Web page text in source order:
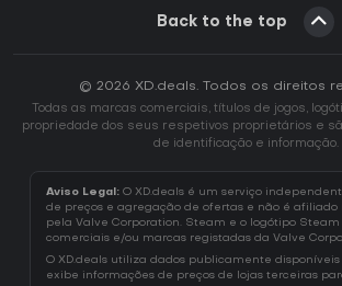
Back to the top
© 2026 XD.deals. Todos os direitos
Todas as marcas comerciais, títulos de jogos,
propriedade dos seus respetivos proprietários e
de identificação e informação.
Aviso Legal: O XD.deals é um serviço
de preços e agregação de ofertas e não é afiliado
pela Valve Corporation. Steam e o logótipo Steam
comerciais e/ou marcas registadas da Valve
O XD.deals utiliza dados publicamente
exibe informações de preços de lojas terceiras